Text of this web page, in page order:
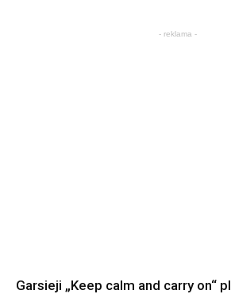
- reklama -
Garsieji „Keep calm and carry on“